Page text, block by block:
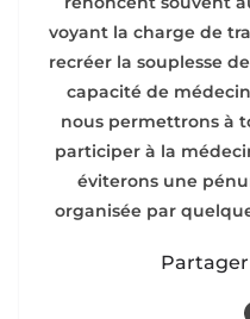
voyant la charge de
recréer la souplesse
capacité de
nous permettrons à
participer à la
éviterons une
organisée par